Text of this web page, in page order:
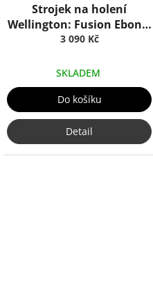
Strojek na holení
Wellington: Fusion Ebony,
Truefitt & Hill
3 090 Kč
SKLADEM
Do košíku
Detail